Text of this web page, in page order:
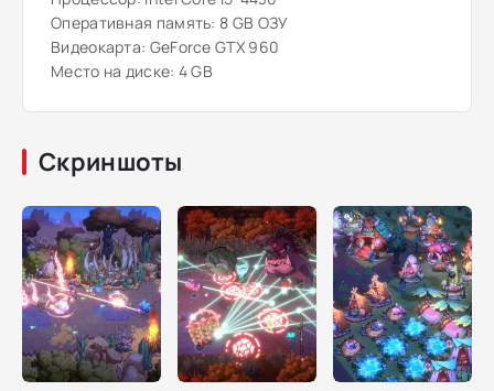
Оперативная память: 8 GB ОЗУ
Видеокарта: GeForce GTX 960
Место на диске: 4 GB
Скриншоты